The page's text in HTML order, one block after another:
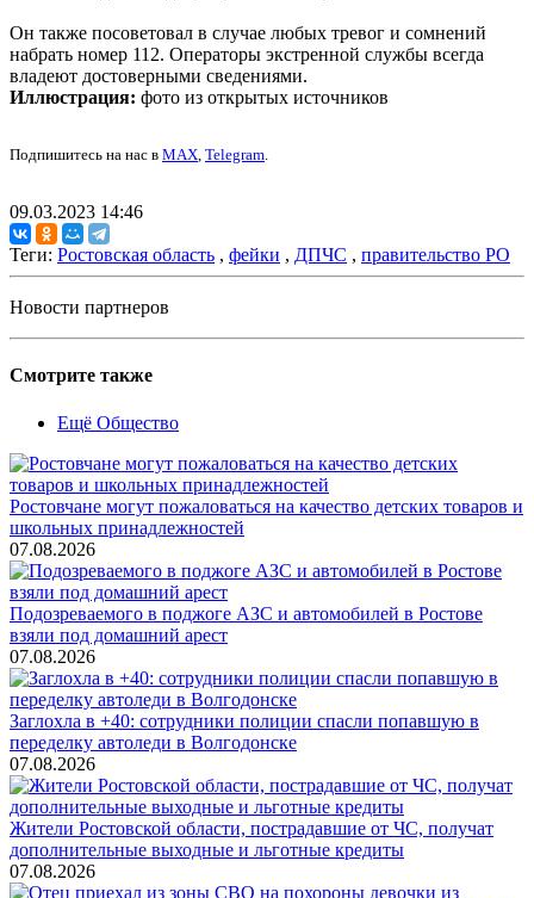
Он также посоветовал в случае любых тревог и сомнений
набрать номер 112. Операторы экстренной службы всегда
владеют достоверными сведениями.
Иллюстрация: фото из открытых источников
Подпишитесь на нас в MAX, Telegram.
09.03.2023 14:46
Теги: Ростовская область , фейки , ДПЧС , правительство РО
Новости партнеров
Смотрите также
Ещё Общество
Ростовчане могут пожаловаться на качество детских товаров и
школьных принадлежностей
07.08.2026
Подозреваемого в поджоге АЗС и автомобилей в Ростове
взяли под домашний арест
07.08.2026
Заглохла в +40: сотрудники полиции спасли попавшую в
переделку автоледи в Волгодонске
07.08.2026
Жители Ростовской области, пострадавшие от ЧС, получат
дополнительные выходные и льготные кредиты
07.08.2026